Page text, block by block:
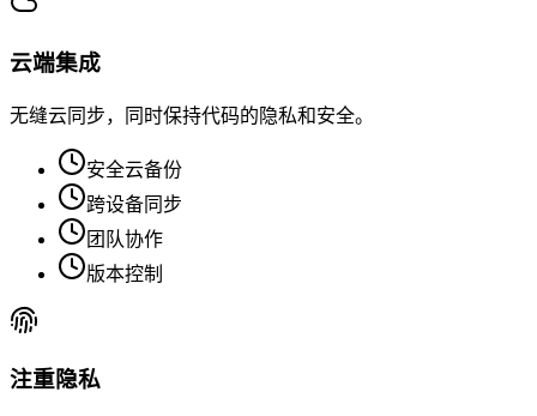
云端集成
无缝云同步，同时保持代码的隐私和安全。
安全云备份
跨设备同步
团队协作
版本控制
注重隐私